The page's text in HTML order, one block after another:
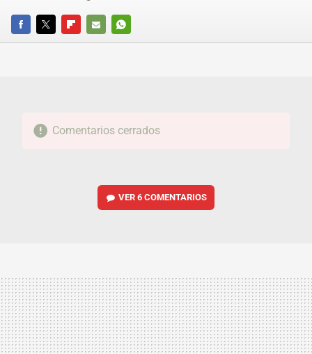
FACEBOOKTWITTERFLIPBOARD
E-
WHATSAPP
Comentarios cerrados
VER6 COMENTARIOS